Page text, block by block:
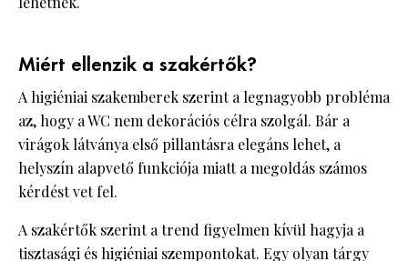
Miért ellenzik a szakértők?
A higiéniai szakemberek szerint a legnagyobb probléma
az, hogy a WC nem dekorációs célra szolgál. Bár a
virágok látványa első pillantásra elegáns lehet, a
helyszín alapvető funkciója miatt a megoldás számos
kérdést vet fel.
A szakértők szerint a trend figyelmen kívül hagyja a
tisztasági és higiéniai szempontokat. Egy olyan tárgy